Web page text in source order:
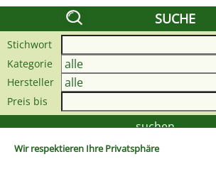
Wir respektieren Ihre Privatsphäre
SUCHE
Stichwort
Kategorie
Hersteller
Preis bis